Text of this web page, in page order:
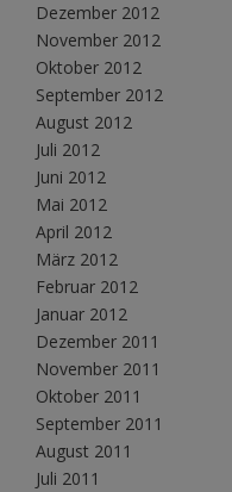
Dezember 2012
November 2012
Oktober 2012
September 2012
August 2012
Juli 2012
Juni 2012
Mai 2012
April 2012
März 2012
Februar 2012
Januar 2012
Dezember 2011
November 2011
Oktober 2011
September 2011
August 2011
Juli 2011